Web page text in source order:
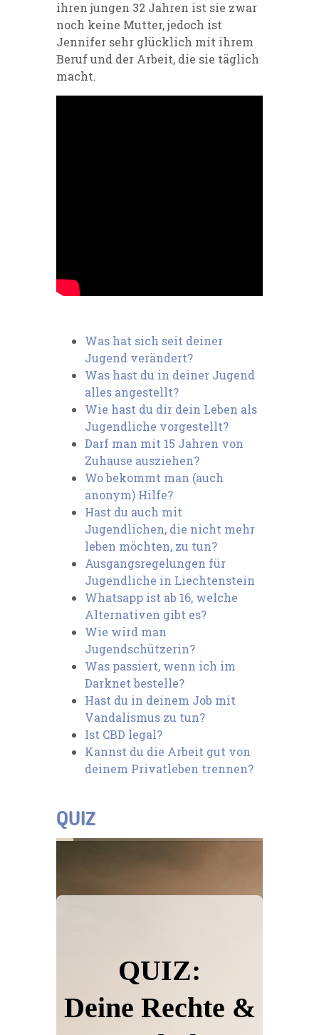
ihren jungen 32 Jahren ist sie zwar
noch keine Mutter, jedoch ist
Jennifer sehr glücklich mit ihrem
Beruf und der Arbeit, die sie täglich
macht.
Was hat sich seit deiner
Jugend verändert?
Was hast du in deiner Jugend
alles angestellt?
Wie hast du dir dein Leben als
Jugendliche vorgestellt?
Darf man mit 15 Jahren von
Zuhause ausziehen?
Wo bekommt man (auch
anonym) Hilfe?
Hast du auch mit
Jugendlichen, die nicht mehr
leben möchten, zu tun?
Ausgangsregelungen für
Jugendliche in Liechtenstein
Whatsapp ist ab 16, welche
Alternativen gibt es?
Wie wird man
Jugendschützerin?
Was passiert, wenn ich im
Darknet bestelle?
Hast du in deinem Job mit
Vandalismus zu tun?
Ist CBD legal?
Kannst du die Arbeit gut von
deinem Privatleben trennen?
QUIZ